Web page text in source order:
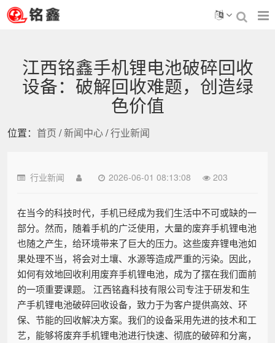
江西铭鑫手机锂电池破碎回收
设备：破解回收难题，创造绿
色价值
位置： 首页 /新闻中心/行业新闻
行业新闻 2026-06-01 08:13:08 203
在当今的科技时代，手机已经成为我们生活中不可或缺的一
部分。然而，随着手机的广泛使用，大量的废弃手机锂电池
也随之产生，给环境带来了巨大的压力。这些废弃锂电池如
果处理不当，将会对土壤、水源等造成严重的污染。因此，
如何有效地回收利用废弃手机锂电池，成为了摆在我们面前
的一项重要课题。 江西铭鑫科技有限公司专注于研发和生
产手机锂电池破碎回收设备，致力于为客户提供高效、环
保、节能的回收解决方案。我们的设备采用先进的技术和工
艺，能够将废弃手机锂电池进行快速、彻底的破碎和分离，